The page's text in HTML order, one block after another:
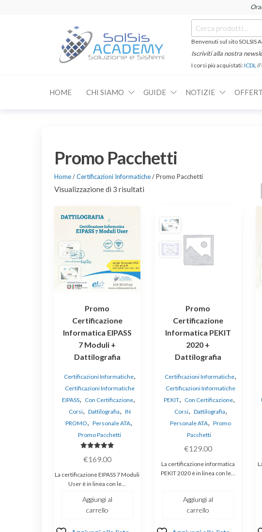
e
Cerca:
Benvenuti sul sito SOLSIS
Iscriviti alla nostra
I corsi più acquistati:ICDL//
HOME CHI SIAMO GUIDE NOTIZIE
Promo Pacchetti
Home/Certificazioni Informatiche/ Promo Pacchetti
Visualizzazione di 3 risultati
Promo
Certificazione
Informatica EIPASS
7 Moduli +
Dattilografia
Certificazioni Informatiche
Certificazioni Informatiche
EIPASS
Con Certificazione
Corsi, Dattilografia
IN
PROMO
Personale ATA
Promo Pacchetti
5.00
€169.00
La certificazione EIPASS 7 Moduli
User è in linea con le…
Aggiungi al
carrello
Promo
Certificazione
Informatica PEKIT
2020 +
Dattilografia
Certificazioni Informatiche
Certificazioni Informatiche
PEKIT
Con Certificazione
Corsi, Dattilografia
Personale ATA
Promo
Pacchetti
€129.00
La certificazione informatica
PEKIT 2020 è in linea con le…
Aggiungi al
carrello